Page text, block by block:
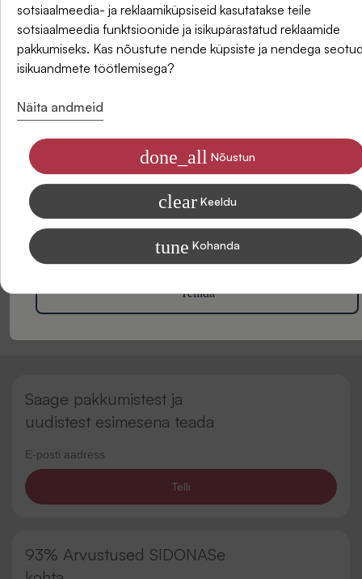
Olge esimene, kes sellele tootele arvustuse annab. Teie
arvamus on meile väga oluline ja aitab teistel klientidel
otsustada.
See võtab vaid minuti!
Kirjuta arvustus
Saage pakkumistest ja
uudistest esimesena teada
Telli
93% Arvustused SIDONASe
ja saate -5% allahindlust oma esimesest tellimusest.
E-post
Olen nõus saama SIDONASE uudiseid e-posti
Teavet selle kohta, kuidas me andmeid turunduslikel eesmärkidel
Tellida
sotsiaalmeedia- ja reklaamiküpsiseid kasutatakse teile
sotsiaalmeedia funktsioonide ja isikupärastatud reklaamide
pakkumiseks. Kas nõustute nende küpsiste ja nendega
isikuandmete töötlemisega?
Näita andmeid
done_all Nõustun
clear Keeldu
tune Kohanda